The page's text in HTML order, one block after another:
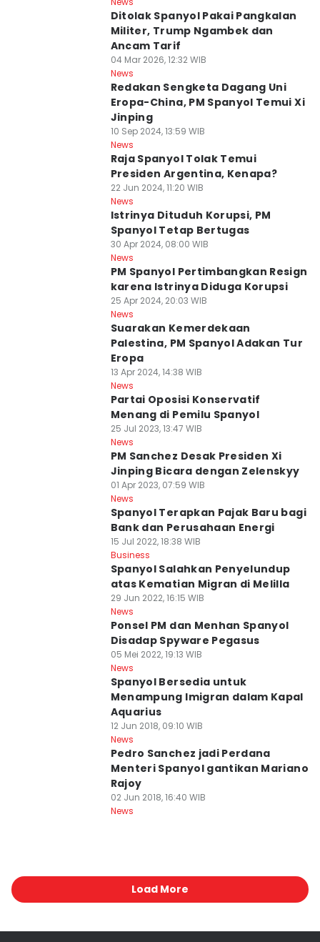
Ditolak Spanyol Pakai Pangkalan
Militer, Trump Ngambek dan
Ancam Tarif
04 Mar 2026, 12:32 WIB
News
Redakan Sengketa Dagang Uni
Eropa-China, PM Spanyol Temui Xi
Jinping
10 Sep 2024, 13:59 WIB
News
Raja Spanyol Tolak Temui
Presiden Argentina, Kenapa?
22 Jun 2024, 11:20 WIB
News
Istrinya Dituduh Korupsi, PM
Spanyol Tetap Bertugas
30 Apr 2024, 08:00 WIB
News
PM Spanyol Pertimbangkan Resign
karena Istrinya Diduga Korupsi
25 Apr 2024, 20:03 WIB
News
Suarakan Kemerdekaan
Palestina, PM Spanyol Adakan Tur
Eropa
13 Apr 2024, 14:38 WIB
News
Partai Oposisi Konservatif
Menang di Pemilu Spanyol
25 Jul 2023, 13:47 WIB
News
PM Sanchez Desak Presiden Xi
Jinping Bicara dengan Zelenskyy
01 Apr 2023, 07:59 WIB
News
Spanyol Terapkan Pajak Baru bagi
Bank dan Perusahaan Energi
15 Jul 2022, 18:38 WIB
Business
Spanyol Salahkan Penyelundup
atas Kematian Migran di Melilla
29 Jun 2022, 16:15 WIB
News
Ponsel PM dan Menhan Spanyol
Disadap Spyware Pegasus
05 Mei 2022, 19:13 WIB
News
Spanyol Bersedia untuk
Menampung Imigran dalam Kapal
Aquarius
12 Jun 2018, 09:10 WIB
News
Pedro Sanchez jadi Perdana
Menteri Spanyol gantikan Mariano
Rajoy
02 Jun 2018, 16:40 WIB
News
Load More